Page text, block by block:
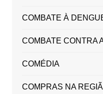
COMBATE À
COMBATE CONTRA
COMÉDIA
COMPRAS NA